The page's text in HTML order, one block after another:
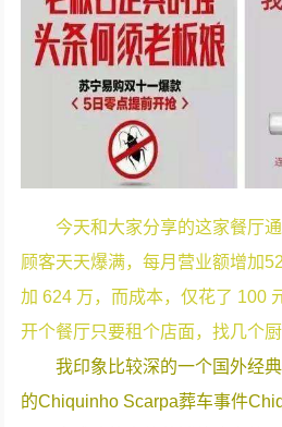
今天和大家分享的这家餐厅通
顾客天天爆满，每月营业额增加
加 624 万，而成本，仅花了 100
开个餐厅只要租个店面，找几个
我印象比较深的一个国外经
的Chiquinho Scarpa葬车事件